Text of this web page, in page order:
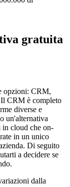
gratuita
opzioni: CRM,
CRM è completo
diverse e
un'alternativa
in cloud che on-
in un unico
Di seguito
a decidere se
dalla